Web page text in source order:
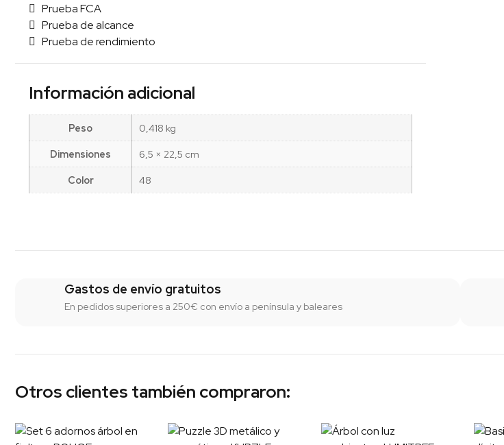
Prueba FCA
Prueba de alcance
Prueba de rendimiento
Información adicional
Peso
0,418 kg
Dimensiones
6,5 × 22,5 cm
Color
48
Gastos de envío gratuitos
En pedidos superiores a 250€ con envío a península y baleares
Otros clientes también compraron: